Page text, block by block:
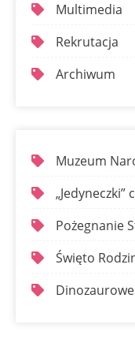
Multimedia
Rekrutacja
Archiwum
Muzeum
„Jedyneczki”
Pożegnanie
Święto